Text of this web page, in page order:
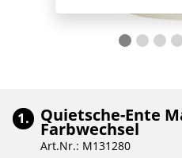
1. Quietsche-Ente
Farbwechsel
Art.Nr.: M131280